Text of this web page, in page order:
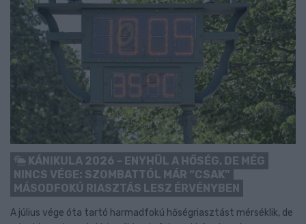
KÁNIKULA 2026 - ENYHÜL A HŐSÉG, DE MÉG
NINCS VÉGE: SZOMBATTÓL MÁR “CSAK”
MÁSODFOKÚ RIASZTÁS LESZ ÉRVÉNYBEN
A július vége óta tartó harmadfokú hőségriasztást mérséklik, de